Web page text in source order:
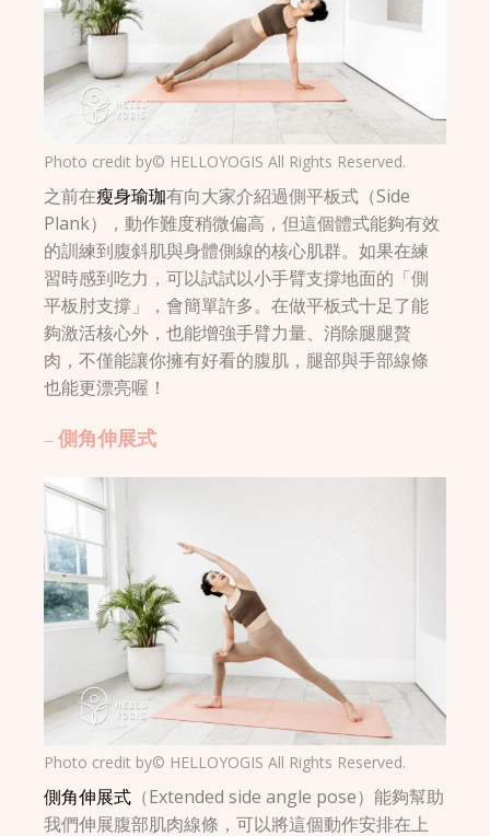
Photo credit by© HELLOYOGIS All Rights Reserved.
之前在瘦身瑜珈有向大家介紹過側平板式（Side
Plank），動作難度稍微偏高，但這個體式能夠有效
的訓練到腹斜肌與身體側線的核心肌群。如果在練
習時感到吃力，可以試試以小手臂支撐地面的「側
平板肘支撐」，會簡單許多。在做平板式十足了能
夠激活核心外，也能增強手臂力量、消除腿腿贅
肉，不僅能讓你擁有好看的腹肌，腿部與手部線條
也能更漂亮喔！
– 側角伸展式
Photo credit by© HELLOYOGIS All Rights Reserved.
側角伸展式 （Extended side angle pose）能夠幫助
我們伸展腹部肌肉線條，可以將這個動作安排在上